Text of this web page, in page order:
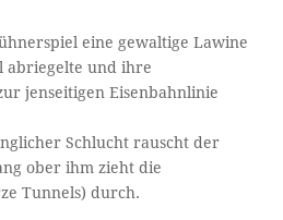
eine gewaltige Lawine
abriegelte und ihre
jenseitigen Eisenbahnlinie
Schlucht rauscht der
ober ihm zieht die
Tunnels) durch.